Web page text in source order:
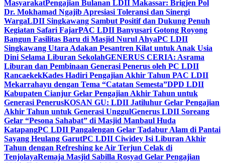
MasyarakatPengajian Bulanan LDII Makassar: Brigjen Pol
Dr. Mokhamad Ngajib Apresiasi Toleransi dan Sinergi
WargaLDII Singkawang Sambut Positif dan Dukung Penuh
Kegiatan Safari FajarPAC LDII Banyusari Gotong Royong
Bangun Fasilitas Baru di Masjid Nurul AhyaPC LDII
Singkawang Utara Adakan Pesantren Kilat untuk Anak Usia
Dini Selama Liburan SekolahGENERUS CERIA: Asrama
Liburan dan Pembinaan Generasi Penerus oleh PC LDII
RancaekekKades Hadiri Pengajian Akhir Tahun PAC LDII
Mekarrahayu dengan Tema “Catatan Semesta”DPD LDII
Kabupaten Cianjur Gelar Pengajian Akhir Tahun untuk
Generasi PenerusKOSAN GU: LDII Jatiluhur Gelar Pengajian
Akhir Tahun untuk Generasi UnggulGenerus LDII Soreang
Gelar “Pesona Sahabat” di Masjid Manbaul Huda
KatapangPC LDII Pangalengan Gelar Tadabur Alam di Pantai
Sayang Heulang GarutPC LDII Ciwidey Isi Liburan Akhir
Tahun dengan Refreshing ke Air Terjun Celak di
TenjolayaRemaja Masjid Sabilla Rosyad Gelar Pengajian